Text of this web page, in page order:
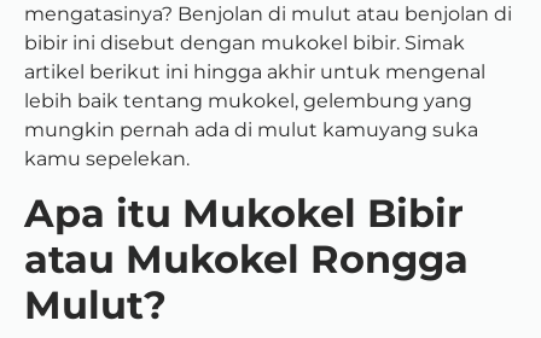
mengatasinya? Benjolan di mulut atau benjolan di
bibir ini disebut dengan mukokel bibir. Simak
artikel berikut ini hingga akhir untuk mengenal
lebih baik tentang mukokel, gelembung yang
mungkin pernah ada di mulut kamuyang suka
kamu sepelekan.
Apa itu Mukokel Bibir
atau Mukokel Rongga
Mulut?